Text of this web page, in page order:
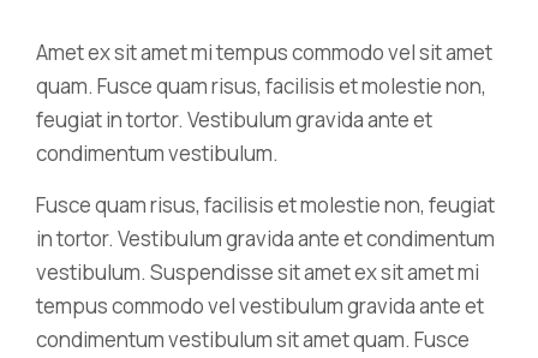
Amet ex sit amet mi tempus commodo vel sit amet
quam. Fusce quam risus, facilisis et molestie non,
feugiat in tortor. Vestibulum gravida ante et
condimentum vestibulum.
Fusce quam risus, facilisis et molestie non, feugiat
in tortor. Vestibulum gravida ante et condimentum
vestibulum. Suspendisse sit amet ex sit amet mi
tempus commodo vel vestibulum gravida ante et
condimentum vestibulum sit amet quam. Fusce